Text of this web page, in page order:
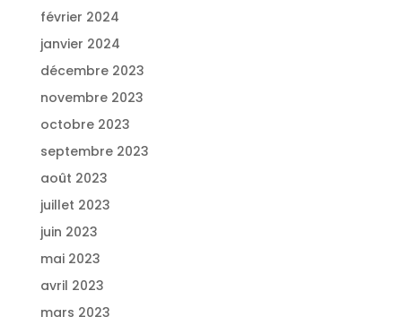
février 2024
janvier 2024
décembre 2023
novembre 2023
octobre 2023
septembre 2023
août 2023
juillet 2023
juin 2023
mai 2023
avril 2023
mars 2023